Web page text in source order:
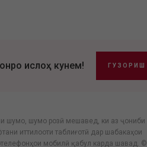
ислоҳ кунем! ГУЗОРИШ
шумо, шумо розӣ мешавед, ки аз ҷониби
иттилооти таблиғотӣ дар шабакаҳои
мобилӣ қабул карда шавад. ©